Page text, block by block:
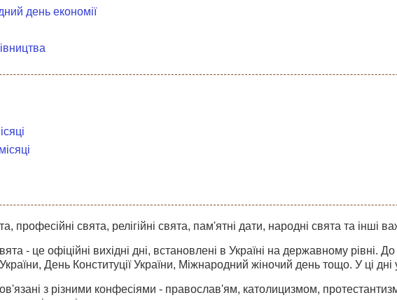
день економії
професійні свята, релігійні свята, пам'ятні дати, народні свята та інші
- це офіційні вихідні дні, встановлені в Україні на державному рівні.
День Конституції України, Міжнародний жіночий день тощо. У ці дні
пов'язані з різними конфесіями - православ'ям, католицизмом,